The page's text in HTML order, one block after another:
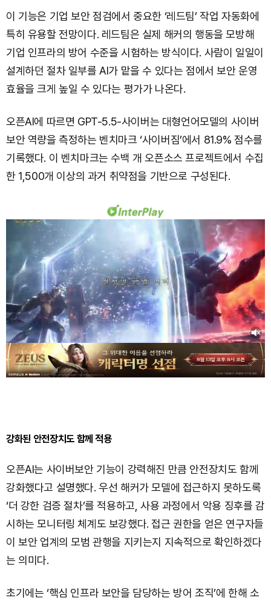
이 기능은 기업 보안 점검에서 중요한 ‘레드팀’ 작업 자동화에
특히 유용할 전망이다. 레드팀은 실제 해커의 행동을 모방해
기업 인프라의 방어 수준을 시험하는 방식이다. 사람이 일일이
설계하던 절차 일부를 AI가 맡을 수 있다는 점에서 보안 운영
효율을 크게 높일 수 있다는 평가가 나온다.
오픈AI에 따르면 GPT-5.5-사이버는 대형언어모델의 사이버
보안 역량을 측정하는 벤치마크 ‘사이버짐’에서 81.9% 점수를
기록했다. 이 벤치마크는 수백 개 오픈소스 프로젝트에서 수집
한 1,500개 이상의 과거 취약점을 기반으로 구성된다.
강화된 안전장치도 함께 적용
오픈AI는 사이버보안 기능이 강력해진 만큼 안전장치도 함께
강화했다고 설명했다. 우선 해커가 모델에 접근하지 못하도록
‘더 강한 검증 절차’를 적용하고, 사용 과정에서 악용 징후를 감
시하는 모니터링 체계도 보강했다. 접근 권한을 얻은 연구자들
이 보안 업계의 모범 관행을 지키는지 지속적으로 확인하겠다
는 의미다.
초기에는 ‘핵심 인프라 보안을 담당하는 방어 조직’에 한해 소